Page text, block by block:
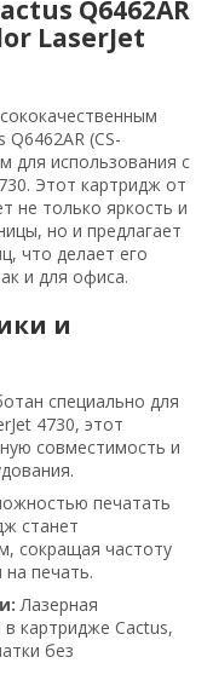
Q6462AR
LaserJet
(CS-
для использования с
Этот картридж от
не только яркость и
но и предлагает
что делает его
и для офиса.
и
специально для
4730, этот
совместимость и
печатать
станет
сокращая частоту
печать.
Лазерная
картридже Cactus,
без